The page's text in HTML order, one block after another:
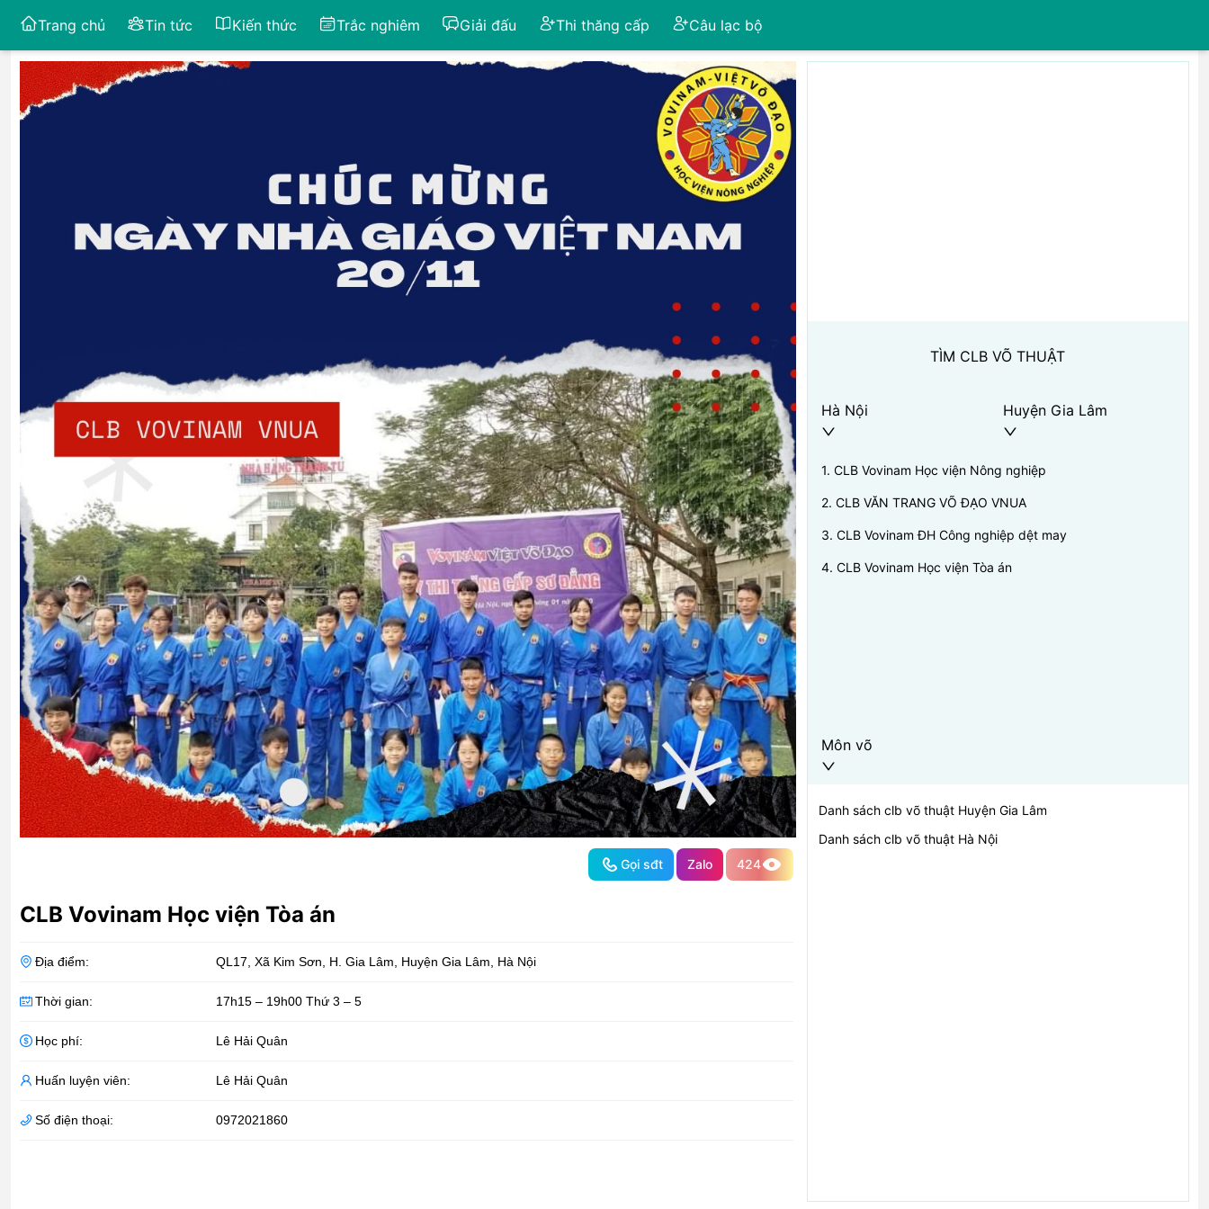
Trang chủ Tin tức Kiến thức Trắc nghiêm Giải đấu Thi thăng cấp Câu lạc bộ
Gọi sđt Zalo 424
CLB Vovinam Học viện Tòa án
Địa điểm: QL17, Xã Kim Sơn, H. Gia Lâm Huyện Gia Lâm Hà Nội
Thời gian: 17h15 – 19h00 Thứ 3 – 5
Học phí: Lê Hải Quân
Huấn luyện viên: Lê Hải Quân
Số điện thoại: 0972021860
TÌM CLB VÕ THUẬT
Hà Nội Huyện Gia Lâm
1. CLB Vovinam Học viện Nông nghiệp
2. CLB VĂN TRANG VÕ ĐẠO VNUA
3. CLB Vovinam ĐH Công nghiệp dệt may
4. CLB Vovinam Học viện Tòa án
Môn võ
Danh sách clb võ thuật Huyện Gia Lâm
Danh sách clb võ thuật Hà Nội